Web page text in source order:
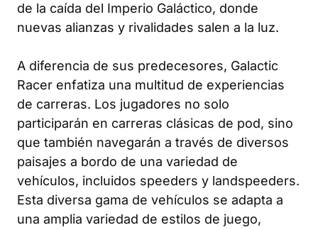
de la caída del Imperio Galáctico, donde
nuevas alianzas y rivalidades salen a la luz.
A diferencia de sus predecesores, Galactic
Racer enfatiza una multitud de experiencias
de carreras. Los jugadores no solo
participarán en carreras clásicas de pod, sino
que también navegarán a través de diversos
paisajes a bordo de una variedad de
vehículos, incluidos speeders y landspeeders.
Esta diversa gama de vehículos se adapta a
una amplia variedad de estilos de juego,